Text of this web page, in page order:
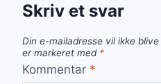
Skriv et svar
Din e-mailadresse vil ikke
er markeret med *
Kommentar *